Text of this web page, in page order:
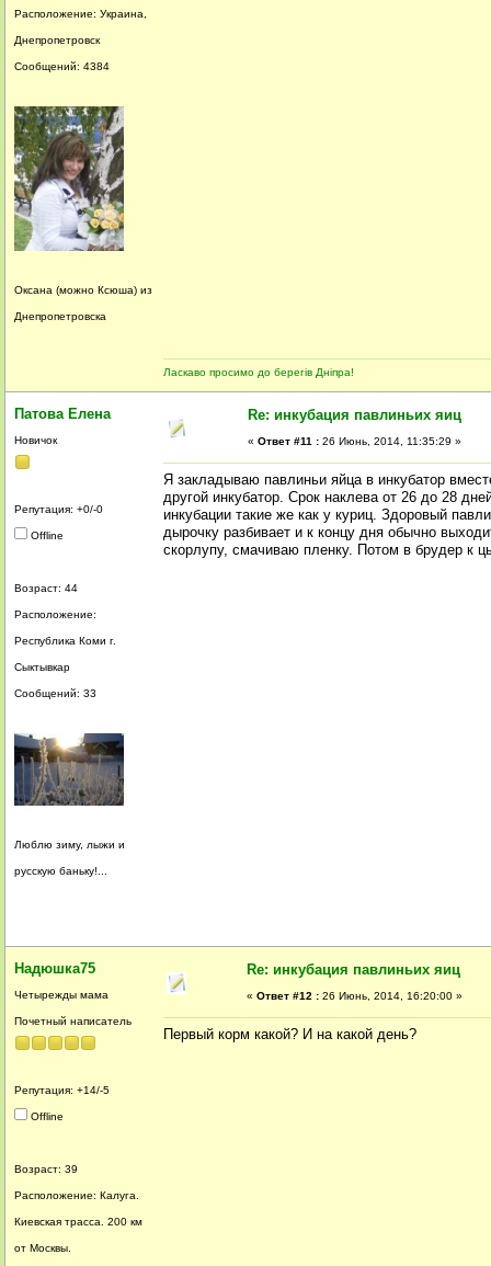
Расположение: Украина,
Днепропетровск
Сообщений: 4384
Оксана (можно Ксюша) из
Днепропетровска
Ласкаво просимо до берегів Дніпра!
Патова Елена
Новичок
Репутация: +0/-0
Offline
Возраст: 44
Расположение:
Республика Коми г.
Сыктывкар
Сообщений: 33
Люблю зиму, лыжи и
русскую баньку!...
Re: инкубация павлиньих яиц
« Ответ #11 : 26 Июнь, 2014, 11:35:29 »
Я закладываю павлиньи яйца в инкубатор
другой инкубатор. Срок наклева от 26 до 28
инкубации такие же как у куриц. Здоровый
дырочку разбивает и к концу дня обычно
скорлупу, смачиваю пленку. Потом в брудер к
Надюшка75
Четырежды мама
Почетный написатель
Репутация: +14/-5
Offline
Возраст: 39
Расположение: Калуга.
Киевская трасса. 200 км
от Москвы.
Re: инкубация павлиньих яиц
« Ответ #12 : 26 Июнь, 2014, 16:20:00 »
Первый корм какой? И на какой день?